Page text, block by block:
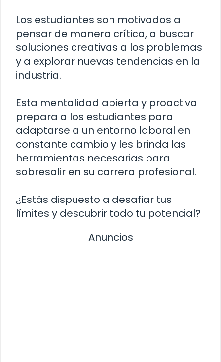
Los estudiantes son motivados a
pensar de manera crítica, a buscar
soluciones creativas a los problemas
y a explorar nuevas tendencias en la
industria.
Esta mentalidad abierta y proactiva
prepara a los estudiantes para
adaptarse a un entorno laboral en
constante cambio y les brinda las
herramientas necesarias para
sobresalir en su carrera profesional.
¿Estás dispuesto a desafiar tus
límites y descubrir todo tu potencial?
Anuncios